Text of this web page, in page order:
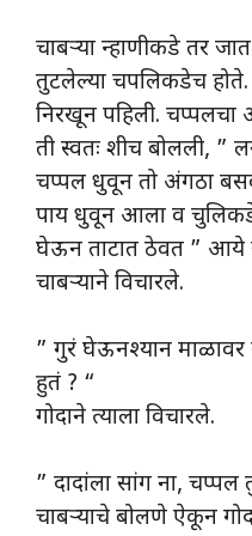
चाबऱ्या न्हाणीकडे तर
तुटलेल्या चपलिकडेच होते.
निरखून पहिली. चप्पलचा
ती स्वतः शीच बोलली,
चप्पल धुवून तो अंगठा
पाय धुवून आला व
घेऊन ताटात ठेवत ” आये
चाबऱ्याने विचारले.
” गुरं घेऊनश्यान
हुतं ? “
गोदाने त्याला विचारले.
” दादांला सांग ना, चप्पल
चाबऱ्याचे बोलणे ऐकून